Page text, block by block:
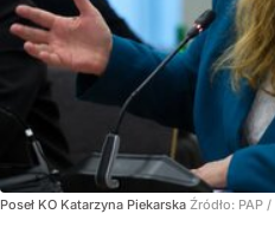
Poseł KO Katarzyna Piekarska Źródło: PAP /